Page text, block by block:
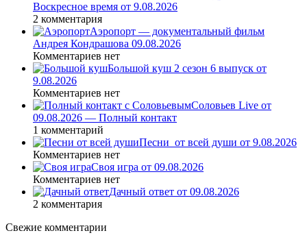
Воскресное время от 9.08.2026
2 комментария
Аэропорт — документальный фильм
Андрея Кондрашова 09.08.2026
Комментариев нет
Большой куш 2 сезон 6 выпуск от
9.08.2026
Комментариев нет
Соловьев Live от
09.08.2026 — Полный контакт
1 комментарий
Песни_от всей души от 9.08.2026
Комментариев нет
Своя игра от 09.08.2026
Комментариев нет
Дачный ответ от 09.08.2026
2 комментария
Свежие комментарии